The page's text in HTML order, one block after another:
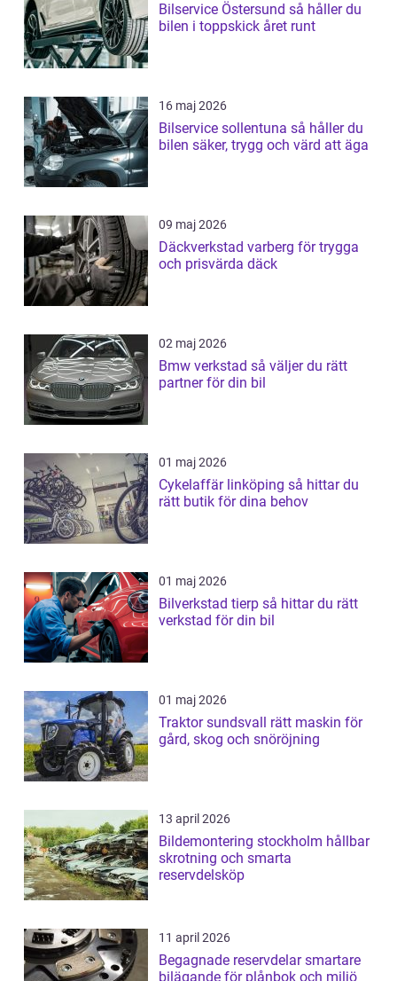
Bilservice Östersund så håller du
bilen i toppskick året runt
16 maj 2026
Bilservice sollentuna så håller du
bilen säker, trygg och värd att äga
09 maj 2026
Däckverkstad varberg för trygga
och prisvärda däck
02 maj 2026
Bmw verkstad så väljer du rätt
partner för din bil
01 maj 2026
Cykelaffär linköping så hittar du
rätt butik för dina behov
01 maj 2026
Bilverkstad tierp så hittar du rätt
verkstad för din bil
01 maj 2026
Traktor sundsvall rätt maskin för
gård, skog och snöröjning
13 april 2026
Bildemontering stockholm hållbar
skrotning och smarta
reservdelsköp
11 april 2026
Begagnade reservdelar smartare
bilägande för plånbok och miljö